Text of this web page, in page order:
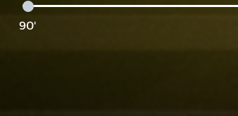
'90